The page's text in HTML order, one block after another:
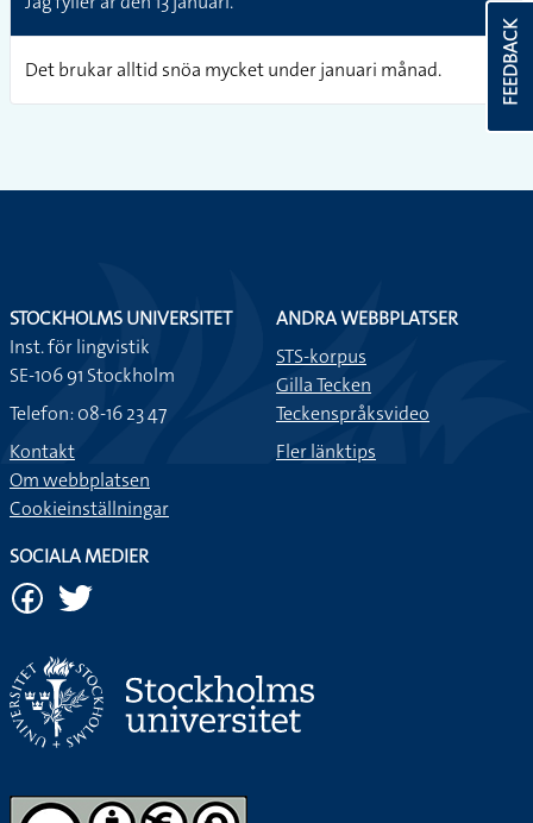
Det brukar alltid snöa mycket under januari månad. FEEDBACK
STOCKHOLMS UNIVERSITET
Inst. för lingvistik
SE-106 91 Stockholm
Telefon: 08-16 23 47
Kontakt
Om webbplatsen
Cookieinställningar
ANDRA WEBBPLATSER
STS-korpus
Gilla Tecken
Teckenspråksvideo
Fler länktips
SOCIALA MEDIER